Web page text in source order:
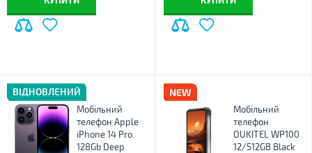
ВІДНОВЛЕНИЙ
Мобільний
телефон Apple
iPhone 14 Pro
128Gb Deep
Мобільний
телефон
OUKITEL WP100
12/512GB Black